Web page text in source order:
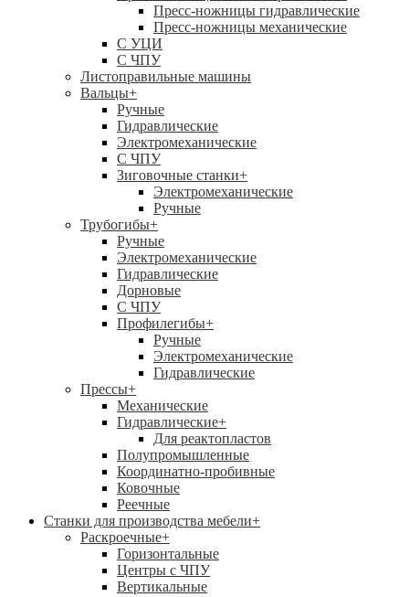
Пресс-ножницы гидравлические
Пресс-ножницы механические
С УЦИ
С ЧПУ
Листоправильные машины
Вальцы+
Ручные
Гидравлические
Электромеханические
С ЧПУ
Зиговочные станки+
Электромеханические
Ручные
Трубогибы+
Ручные
Электромеханические
Гидравлические
Дорновые
С ЧПУ
Профилегибы+
Ручные
Электромеханические
Гидравлические
Прессы+
Механические
Гидравлические+
Для реактопластов
Полупромышленные
Координатно-пробивные
Ковочные
Реечные
Станки для производства мебели+
Раскроечные+
Горизонтальные
Центры с ЧПУ
Вертикальные